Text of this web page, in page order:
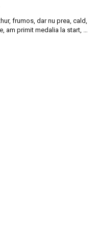
frumos, dar nu prea, cald,
am primit medalia la start, …